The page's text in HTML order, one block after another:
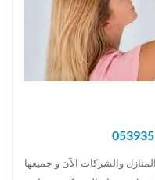
والشركات الآن و جميعها